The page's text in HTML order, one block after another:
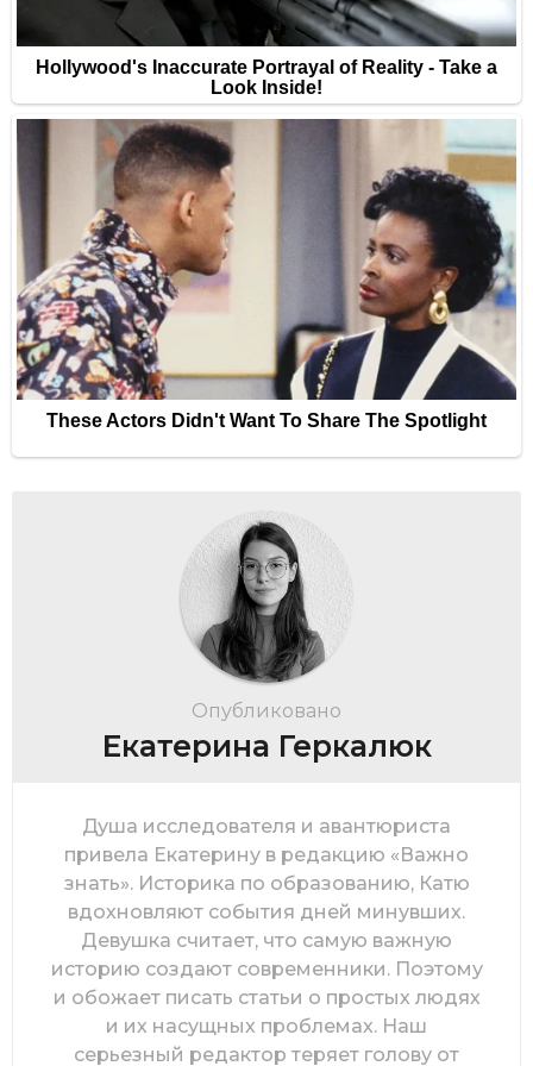
Опубликовано
Екатерина Геркалюк
Душа исследователя и авантюриста
привела Екатерину в редакцию «Важно
знать». Историка по образованию, Катю
вдохновляют события дней минувших.
Девушка считает, что самую важную
историю создают современники. Поэтому
и обожает писать статьи о простых людях
и их насущных проблемах. Наш
серьезный редактор теряет голову от